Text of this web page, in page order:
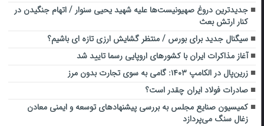
جدیدترین دروغ صهیونیست‌ها علیه شهید یحیی سنوار / اتهام جنگیدن در
کنار ارتش بعث
سیگنال جدید برای بورس / منتظر گشایش ارزی تازه ای باشیم؟
آغاز مذاکرات ایران با کشورهای اروپایی رسما تایید شد
زرین‌پال در الکامپ ۱۴۰۳: گامی به سوی تجارت بدون مرز
صادرات فولاد ایران چقدر است؟
کمیسیون صنایع مجلس به بررسی پیشنهادهای توسعه و ایمنی معادن
زغال سنگ می‌پردازد